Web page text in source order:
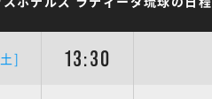
] 13:30